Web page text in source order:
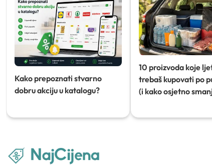
Kako prepoznati stvarno
dobru akciju u katalogu?
10 proizvoda koje
trebaš kupovati po
(i kako osjetno